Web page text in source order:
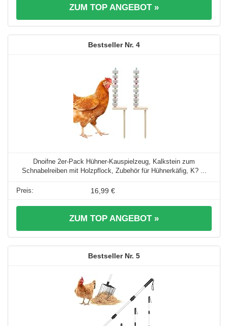
ZUM TOP ANGEBOT »
4
Dnoifne 2er-Pack Hühner-Kauspielzeug, Kalkstein zum
Schnabelreiben mit Holzpflock, Zubehör für Hühnerkäfig, K? ...
16,99 €
ZUM TOP ANGEBOT »
5